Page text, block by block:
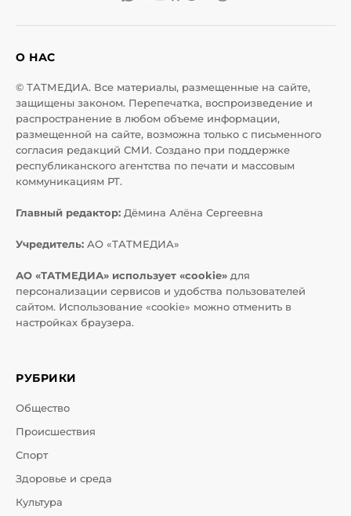
О НАС
© ТАТМЕДИА. Все материалы, размещенные на сайте,
защищены законом. Перепечатка, воспроизведение и
распространение в любом объеме информации,
размещенной на сайте, возможна только с письменного
согласия редакций СМИ. Создано при поддержке
республиканского агентства по печати и массовым
коммуникациям РТ.
Главный редактор: Дёмина Алёна Сергеевна
Учредитель: АО «ТАТМЕДИА»
АО «ТАТМЕДИА» использует «cookie» для
персонализации сервисов и удобства пользователей
сайтом. Использование «cookie» можно отменить в
настройках браузера.
РУБРИКИ
Общество
Происшествия
Спорт
Здоровье и среда
Культура